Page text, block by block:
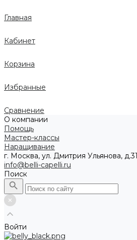
Главная
Кабинет
Корзина
Избранные
Сравнение
О компании
Помощь
Мастер-классы
Наращивание
г. Москва, ул. Дмитрия Ульянова, д.31
info@belli-capelli.ru
Поиск
Войти